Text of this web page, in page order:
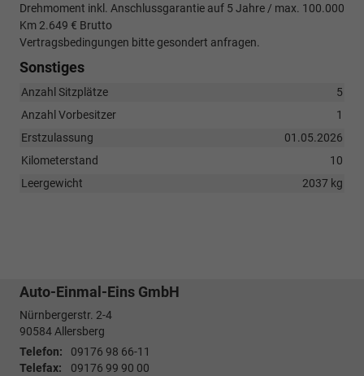
Drehmoment inkl. Anschlussgarantie auf 5 Jahre / max. 100.000
Km 2.649 € Brutto
Vertragsbedingungen bitte gesondert anfragen.
Sonstiges
Anzahl Sitzplätze
5
Anzahl Vorbesitzer
1
Erstzulassung
01.05.2026
Kilometerstand
10
Leergewicht
2037 kg
Auto-Einmal-Eins GmbH
Nürnbergerstr. 2-4
90584Allersberg
Telefon:
09176 98 66-11
Telefax:
09176 99 90 00